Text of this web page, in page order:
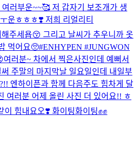
여러부운~~🥰 저 갑자기 보조개가 생
운ㅎㅎㅎ❣️ 저희 리얼리티
주세욥😚 그리고 날씨가 추우니까 옷
먹어요🥺#ENHYPEN #JUNGWON
러분~ 차에서 찍은사진인데 예뻐서
주말의 마지막날 일요일인데 내일부
엔하이픈과 함께 다음주도 힘차게 달
여러분 어제 올린 사진 더 있어요!! ㅎ
힘내요오❣️ 화이팅화이팅✊✊